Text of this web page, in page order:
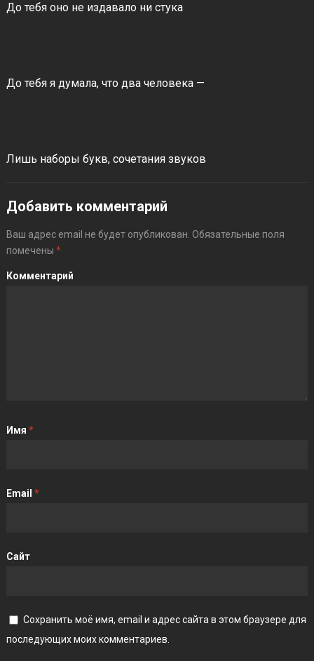
До тебя оно не издавало ни стука
До тебя я думала, что два человека —
Лишь наборы букв, сочетания звуков
Добавить комментарий
Ваш адрес email не будет опубликован. Обязательные поля
помечены *
Комментарий
Имя *
Email *
Сайт
Сохранить моё имя, email и адрес сайта в этом браузере для
последующих моих комментариев.